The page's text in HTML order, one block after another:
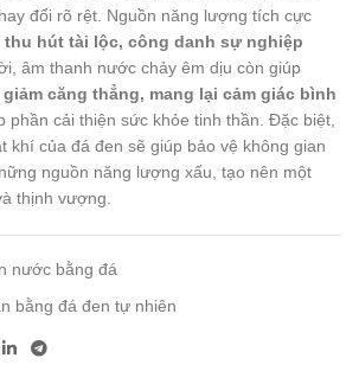
đổi rõ rệt. Nguồn năng lượng tích cực
thu hút tài lộc, công danh sự nghiệp
âm thanh nước chảy êm dịu còn giúp
căng thẳng, mang lại cảm giác bình
phần cải thiện sức khỏe tinh thần. Đặc biệt,
khí của đá đen sẽ giúp bảo vệ không gian
nguồn năng lượng xấu, tạo nên một
thịnh vượng.
nước bằng đá
bằng đá đen tự nhiên